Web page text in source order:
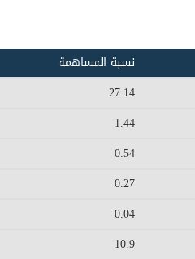
نسبة المساهمة
27.14
1.44
0.54
0.27
0.04
10.9